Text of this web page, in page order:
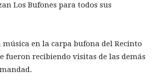
Los Bufones para todos sus
en la carpa bufona del Recinto
fueron recibiendo visitas de las demás